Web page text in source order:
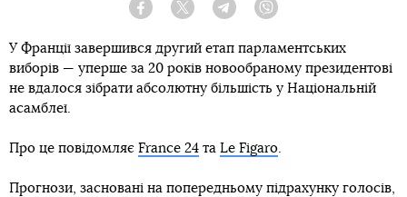
Facebook Twitter Telegram
У Франції завершився другий етап парламентських
виборів — уперше за 20 років новообраному президентові
не вдалося зібрати абсолютну більшість у Національній
асамблеї.
Про це повідомляє France 24 та Le Figaro.
Прогнози, засновані на попередньому підрахунку голосів,